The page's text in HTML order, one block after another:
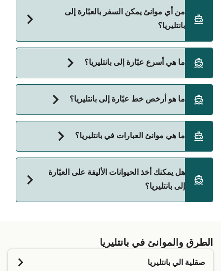
من أي موانئ يمكن السفر بالعبّارة إلى
بانتليريا؟
الفيري المتجهة إلى بانتليريا تنطلق من:
تراباني (Trapani)
ما هي أسرع عبّارة إلى بانتليريا؟
أسرع رحلة بالعبّارة إلى بانتليريا هي عبر خط تراباني
ما هو أرخص خط عبّارة إلى بانتليريا؟
أرخص عبّارة إلى بانتليريا هي 704 على عبّارة تراباني
(Trapani) الي بانتليريا (Pantelleria). السعر لا يشمل
ما هي موانئ العبارات في بانتليريا؟
موانئ العبارات في بانتليريا:
بانتليريا (Pantelleria)
هل يمكنك أخذ الحيوانات الأليفة على العبّارة
إلى بانتليريا؟
وسنخبرك بما إذا كان بإمكانك إحضار حيوانك الأليف في
كنت تسافر مع حيوان خدمة، نوصي بالتواصل مباشرة مع
الطرق والموانئ في بانتليريا
صقلية الي بانتليريا